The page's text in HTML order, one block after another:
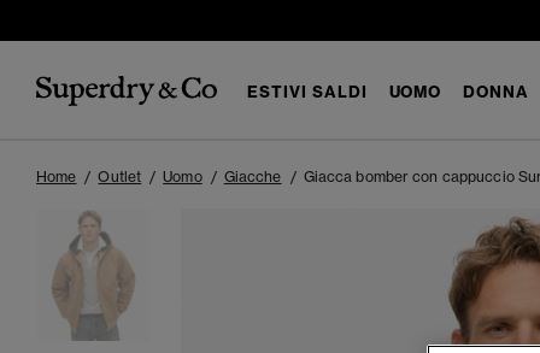
ESTIVI SALDI UOMO DONNA
Home Outlet Uomo Giacche Giacca bomber con cappuccio